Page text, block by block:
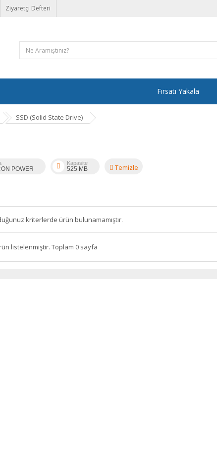
Ziyaretçi Defteri
Fırsatı Yakala
SSD (Solid State Drive)
POWER
Kapasite
525 MB Temizle
kriterlerde ürün bulunamamıştır.
listelenmiştir. Toplam 0 sayfa